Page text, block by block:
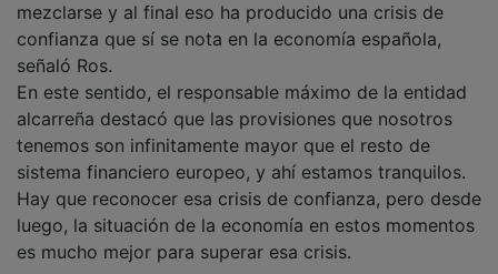
mezclarse y al final eso ha producido una crisis de
confianza que sí se nota en la economía española,
señaló Ros.
En este sentido, el responsable máximo de la entidad
alcarreña destacó que las provisiones que nosotros
tenemos son infinitamente mayor que el resto de
sistema financiero europeo, y ahí estamos tranquilos.
Hay que reconocer esa crisis de confianza, pero desde
luego, la situación de la economía en estos momentos
es mucho mejor para superar esa crisis.